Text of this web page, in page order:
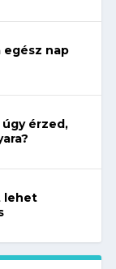
nap
úgy érzed,
lehet